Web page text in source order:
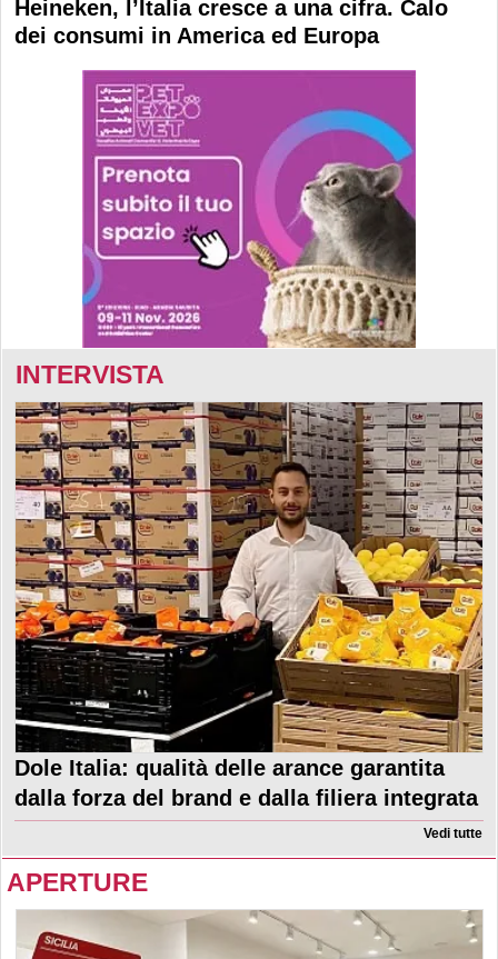
Heineken, l’Italia cresce a una cifra. Calo
dei consumi in America ed Europa
INTERVISTA
Dole Italia: qualità delle arance garantita
dalla forza del brand e dalla filiera integrata
Vedi tutte
APERTURE